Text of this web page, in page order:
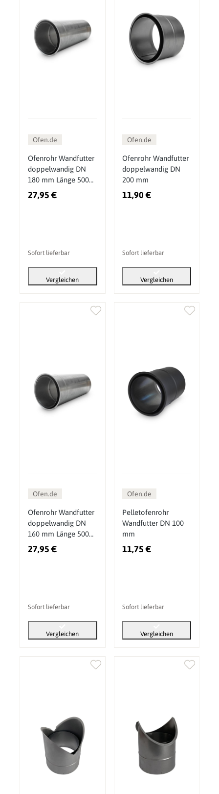
Ofen.de
Ofenrohr Wandfutter
doppelwandig DN
180 mm Länge 500
mm kürzbar
27,95 €
Sofort lieferbar
Vergleichen
Ofen.de
Ofenrohr Wandfutter
doppelwandig DN
200 mm
11,90 €
Sofort lieferbar
Vergleichen
Ofen.de
Ofenrohr Wandfutter
doppelwandig DN
160 mm Länge 500
mm kürzbar
27,95 €
Sofort lieferbar
Vergleichen
Ofen.de
Pelletofenrohr
Wandfutter DN 100
mm
11,75 €
Sofort lieferbar
Vergleichen